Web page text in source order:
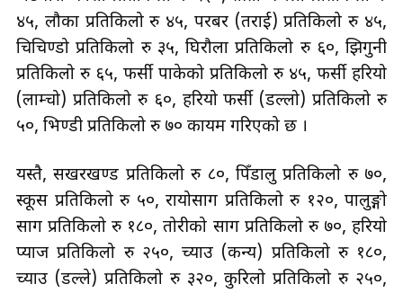
४५, लौका प्रतिकिलो रु ४५, परबर (तराई) प्रतिकिलो रु ४५,
चिचिण्डो प्रतिकिलो रु ३५, घिरौला प्रतिकिलो रु ६०, झिगुनी
प्रतिकिलो रु ६५, फर्सी पाकेको प्रतिकिलो रु ४५, फर्सी हरियो
(लाम्चो) प्रतिकिलो रु ६०, हरियो फर्सी (डल्लो) प्रतिकिलो रु
५०, भिण्डी प्रतिकिलो रु ७० कायम गरिएको छ ।
यस्तै, सखरखण्ड प्रतिकिलो रु ८०, पिँडालु प्रतिकिलो रु ७०,
स्कूस प्रतिकिलो रु ५०, रायोसाग प्रतिकिलो रु १२०, पालुङ्गो
साग प्रतिकिलो रु १८०, तोरीको साग प्रतिकिलो रु ७०, हरियो
प्याज प्रतिकिलो रु २५०, च्याउ (कन्य) प्रतिकिलो रु १८०,
च्याउ (डल्ले) प्रतिकिलो रु ३२०, कुरिलो प्रतिकिलो रु २५०,